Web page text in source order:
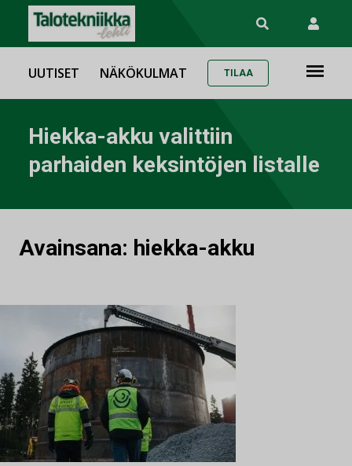
UUTISET NÄKÖKULMAT TILAA
Hiekka-akku valittiin
parhaiden keksintöjen listalle
Avainsana: hiekka-akku